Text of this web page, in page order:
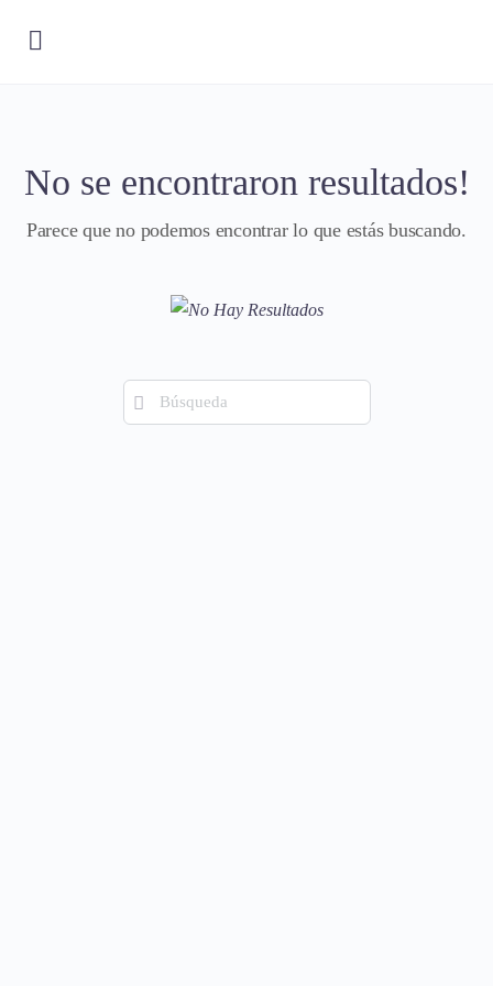
No se encontraron resultados!
Parece que no podemos encontrar lo que estás buscando.
Búsqueda
de: